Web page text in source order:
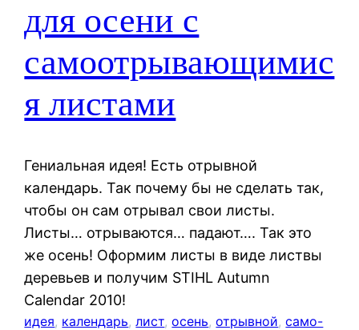
для осени с
самоотрывающимис
я листами
Гениальная идея! Есть отрывной
календарь. Так почему бы не сделать так,
чтобы он сам отрывал свои листы.
Листы… отрываются… падают…. Так это
же осень! Оформим листы в виде листвы
деревьев и получим STIHL Autumn
Calendar 2010!
идея, календарь, лист, осень, отрывной, само-